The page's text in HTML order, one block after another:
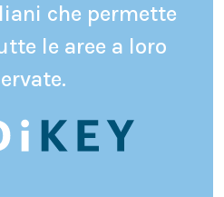
che permette
le aree a loro